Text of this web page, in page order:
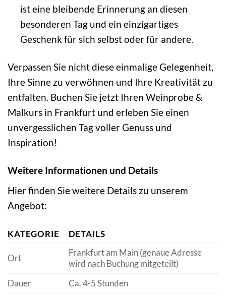
ist eine bleibende Erinnerung an diesen
besonderen Tag und ein einzigartiges
Geschenk für sich selbst oder für andere.
Verpassen Sie nicht diese einmalige Gelegenheit,
Ihre Sinne zu verwöhnen und Ihre Kreativität zu
entfalten. Buchen Sie jetzt Ihren Weinprobe &
Malkurs in Frankfurt und erleben Sie einen
unvergesslichen Tag voller Genuss und
Inspiration!
Weitere Informationen und Details
Hier finden Sie weitere Details zu unserem
Angebot:
KATEGORIE DETAILS
Ort
Frankfurt am Main (genaue Adresse
wird nach Buchung mitgeteilt)
Dauer
Ca. 4-5 Stunden